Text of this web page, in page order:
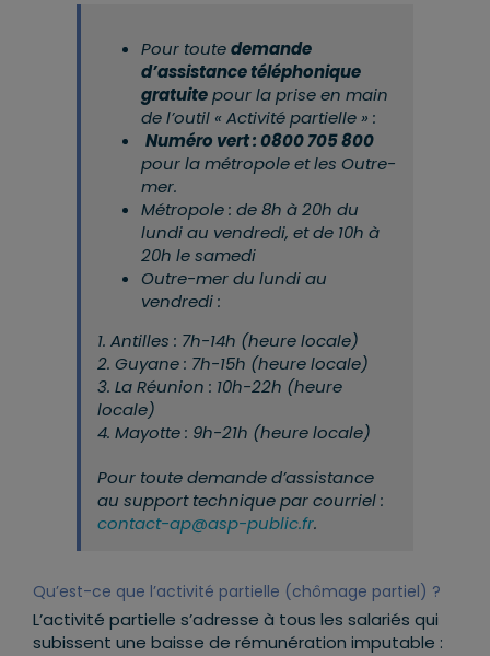
Pour toutedemande
d’assistance téléphonique
gratuitepour la prise en main
de l’outil « Activité partielle » :
Numéro vert : 0800 705 800
pour la métropole et les Outre-
mer.
Métropole : de 8h à 20h du
lundi au vendredi, et de 10h à
20h le samedi
Outre-mer du lundi au
vendredi :
1. Antilles : 7h-14h (heure locale)
2. Guyane : 7h-15h (heure locale)
3. La Réunion : 10h-22h (heure
locale)
4. Mayotte : 9h-21h (heure locale)
Pour toute demande d’assistance
au support technique par courriel :
contact-ap@asp-public.fr.
Qu’est-ce que l’activité partielle (chômage partiel) ?
L’activité partielle s’adresse à tous les salariés qui
subissent une baisse de rémunération imputable :